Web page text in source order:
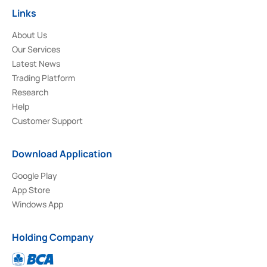
Links
About Us
Our Services
Latest News
Trading Platform
Research
Help
Customer Support
Download Application
Google Play
App Store
Windows App
Holding Company